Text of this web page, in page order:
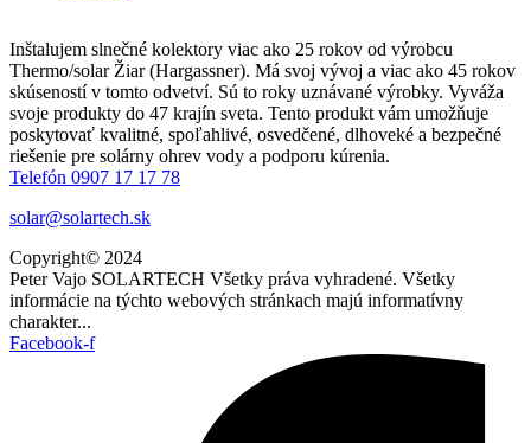
Inštalujem slnečné kolektory viac ako 25 rokov od výrobcu
Thermo/solar Žiar (Hargassner). Má svoj vývoj a viac ako 45 rokov
skúseností v tomto odvetví. Sú to roky uznávané výrobky. Vyváža
svoje produkty do 47 krajín sveta. Tento produkt vám umožňuje
poskytovať kvalitné, spoľahlivé, osvedčené, dlhoveké a bezpečné
Telefón 0907 17 17 78
solar@solartech.sk
Copyright© 2024
Peter Vajo SOLARTECH Všetky práva vyhradené. Všetky
informácie na týchto webových stránkach majú informatívny